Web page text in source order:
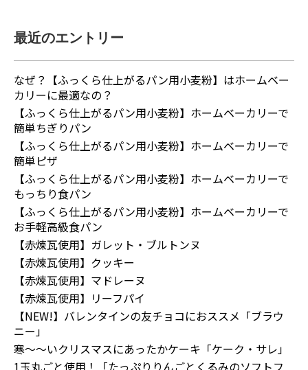
最近のエントリー
なぜ？【ふっくら仕上がるパン用小麦粉】はホームベー
カリーに最適なの？
【ふっくら仕上がるパン用小麦粉】ホームベーカリーで
簡単ちぎりパン
【ふっくら仕上がるパン用小麦粉】ホームベーカリーで
簡単ピザ
【ふっくら仕上がるパン用小麦粉】ホームベーカリーで
もっちり食パン
【ふっくら仕上がるパン用小麦粉】ホームベーカリーで
お手軽高級食パン
【赤煉瓦使用】ガレット・ブルトンヌ
【赤煉瓦使用】クッキー
【赤煉瓦使用】マドレーヌ
【赤煉瓦使用】リーフパイ
【NEW!】バレンタインの友チョコにおススメ「ブラウ
ニー」
寒～～いクリスマスにあったかケーキ「ケーク・サレ」
1玉丸ごと使用！「たっぷりりんごとくるみのソフトフ